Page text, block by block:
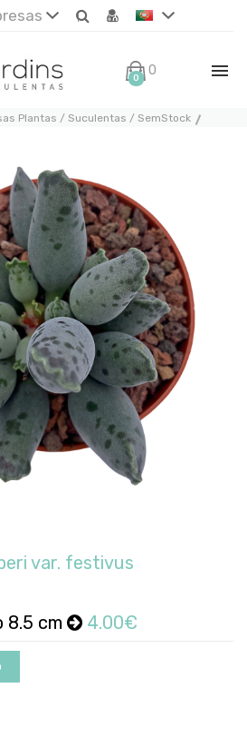
0 0€
Plantas / Suculentas / SemStock
var. festivus
8.5 cm 4.00€